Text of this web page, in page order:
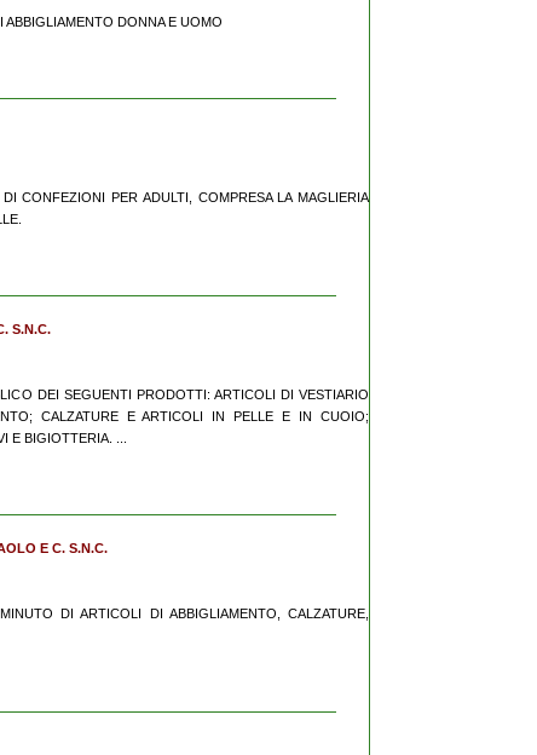
DONNA E UOMO
CONFEZIONI PER ADULTI, COMPRESA LA MAGLIERIA
S.N.C.
DEI SEGUENTI PRODOTTI: ARTICOLI DI VESTIARIO
CALZATURE E ARTICOLI IN PELLE E IN CUOIO;
E BIGIOTTERIA. ...
E C. S.N.C.
DI ARTICOLI DI ABBIGLIAMENTO, CALZATURE,